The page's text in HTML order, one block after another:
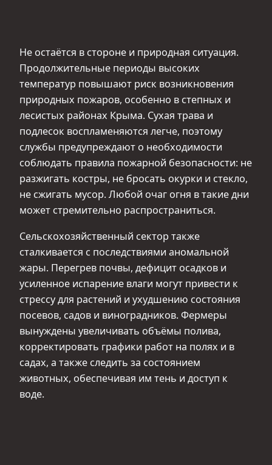
Не остаётся в стороне и природная ситуация.
Продолжительные периоды высоких
температур повышают риск возникновения
природных пожаров, особенно в степных и
лесистых районах Крыма. Сухая трава и
подлесок воспламеняются легче, поэтому
службы предупреждают о необходимости
соблюдать правила пожарной безопасности: не
разжигать костры, не бросать окурки и стекло,
не сжигать мусор. Любой очаг огня в такие дни
может стремительно распространиться.
Сельскохозяйственный сектор также
сталкивается с последствиями аномальной
жары. Перегрев почвы, дефицит осадков и
усиленное испарение влаги могут привести к
стрессу для растений и ухудшению состояния
посевов, садов и виноградников. Фермеры
вынуждены увеличивать объёмы полива,
корректировать графики работ на полях и в
садах, а также следить за состоянием
животных, обеспечивая им тень и доступ к
воде.